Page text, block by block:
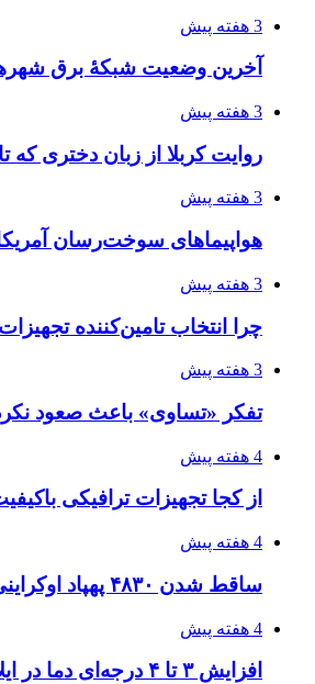
3 هفته پیش
آخرین وضعیت شبکۀ برق
3 هفته پیش
روایت کربلا از زبان دختری
3 هفته پیش
هواپیماهای سوخت‌رسان
3 هفته پیش
چرا انتخاب تامین‌کننده
3 هفته پیش
تفکر «تساوی» باعث صعود
4 هفته پیش
از کجا تجهیزات ترافیکی
4 هفته پیش
ساقط شدن ۴۸۳۰ پهپاد اوکراینی با آتش پدافند روسیه
4 هفته پیش
افزایش ۳ تا ۴ درجه‌ای دما در ایلام تا اواخر هفته